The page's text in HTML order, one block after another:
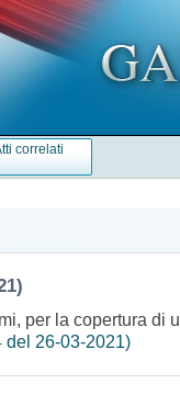
correlati
per la copertura di
del 26-03-2021)